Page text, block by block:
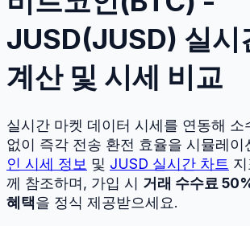
JUSD(JUSD) 실시
계산 및 시세 비교
실시간 마켓 데이터 시세를 연동해 소
없이 즉각 전송 환전 효율을 시뮬레이
인 시세 정보 및 JUSD 실시간 차트
께 참조하며, 가입 시 거래 수수료
혜택을 정식 제공받으세요.